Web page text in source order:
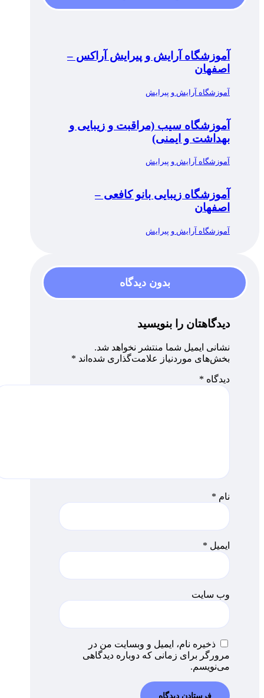
آموزشگاه آرایش و پیرایش آراکس –
اصفهان
آموزشگاه آرایش و پیرایش
آموزشگاه سیب (مراقبت و زیبایی و
بهداشت و ایمنی)
آموزشگاه آرایش و پیرایش
آموزشگاه زیبایی بانو کافعی –
اصفهان
آموزشگاه آرایش و پیرایش
بدون دیدگاه
دیدگاهتان را بنویسید
نشانی ایمیل شما منتشر نخواهد شد.
بخش‌های موردنیاز علامت‌گذاری شده‌اند *
دیدگاه *
نام *
ایمیل *
وب‌ سایت
ذخیره نام، ایمیل و وبسایت من در
مرورگر برای زمانی که دوباره دیدگاهی
می‌نویسم.